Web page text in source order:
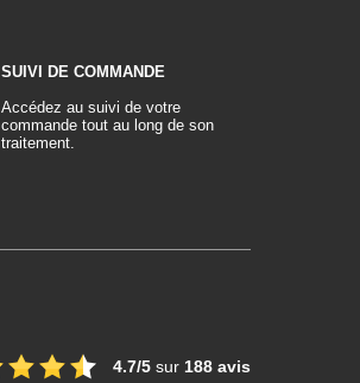
SUIVI DE COMMANDE
Accédez au suivi de votre
commande tout au long de son
traitement.
4.7/5 sur 188 avis